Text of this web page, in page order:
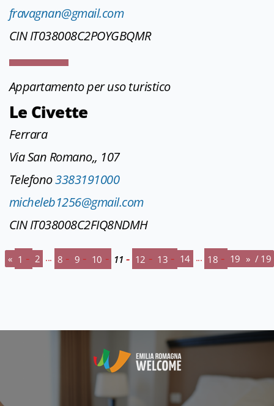
fravagnan@gmail.com
CIN IT038008C2POYGBQMR
Appartamento per uso turistico
Le Civette
Ferrara
Via San Romano,, 107
Telefono3383191000
micheleb1256@gmail.com
CIN IT038008C2FIQ8NDMH
« 1 2 ... 8 9 10 11 12 13 14 ... 18 19 » / 19